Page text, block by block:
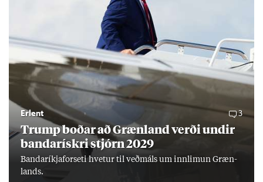
Erlent 3
Trump boð­ar að Græn­land verði und­ir
banda­rískri stjórn 2029
Banda­ríkja­for­seti hvet­ur til veð­máls um inn­limun Græn­
lands.